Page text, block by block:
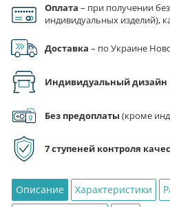
Флаг
Карловки
Оплата – при получении
индивидуальных изделий),
Доставка – по Украине
Индивидуальный дизайн
Без предоплаты (кроме
7 ступеней контроля
Описание Характеристики